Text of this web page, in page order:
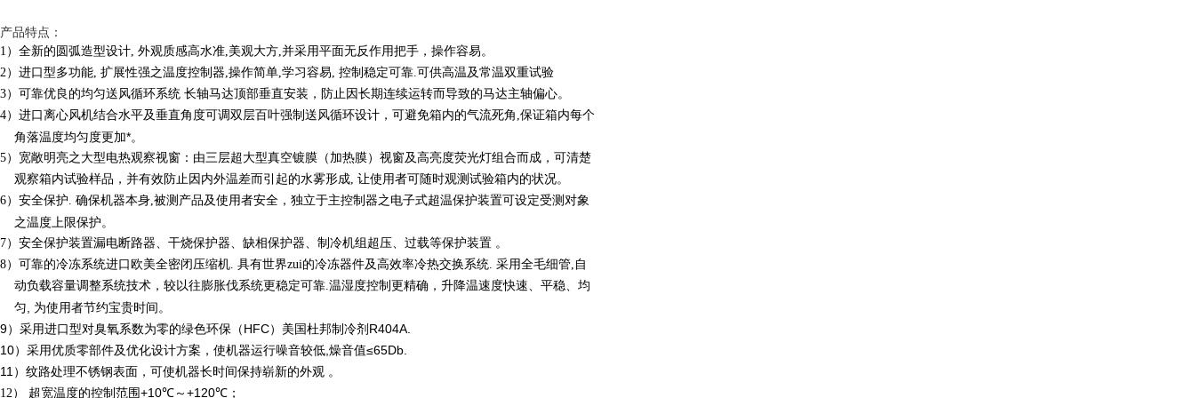
产品特点：
1）全新的圆弧造型设计, 外观质感高水准,美观大方,并采用平面无反作用把手，操作容易。
2）进口型多功能, 扩展性强之温度控制器,操作简单,学习容易, 控制稳定可靠.可供高温及常温双重试验
3）可靠优良的均匀送风循环系统 长轴马达顶部垂直安装，防止因长期连续运转而导致的马达主轴偏心。
4）进口离心风机结合水平及垂直角度可调双层百叶强制送风循环设计，可避免箱内的气流死角,保证箱内每个
角落温度均匀度更加*。
5）宽敞明亮之大型电热观察视窗：由三层超大型真空镀膜（加热膜）视窗及高亮度荧光灯组 合而成，可清楚
观察箱内试验样品，并有效防止因内外温差而引起的水雾形成, 让使用者可随时观测试验箱内的状况。
6）安全保护. 确保机器本身,被测产品及使用者安全，独立于主控制器之电子式超温保护装置可设定受测对象
之温度上限保护。
7）安全保护装置漏电断路器、干烧保护器、缺相保护器、制冷机组超压、过载等保护装置 。
8）可靠的冷冻系统进口欧美全密闭压缩机. 具有世界zui的冷冻器件及高效率冷热交换系统. 采用全毛细管,自
动负载容量调整系统技术，较以往膨胀伐系统更稳定可靠.温湿度控制更精确，升降温速度快速、平稳、均
匀, 为使用者节约宝贵时间。
9）采用进口型对臭氧系数为零的绿色环保（HFC）美国杜邦制冷剂R404A.
10）采用优质零部件及优化设计方案，使机器运行噪音较低,燥音值≤65Db.
11）纹路处理不锈钢表面，可使机器长时间保持崭新的外观 。
12） 超宽温度的控制范围 +10℃ ～+120℃ ；